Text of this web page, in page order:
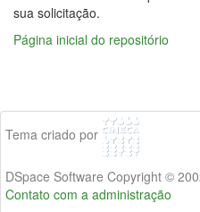
sua solicitação.
Página inicial do repositório
Tema criado por
DSpace Software Copyright ©
Contato com a administração